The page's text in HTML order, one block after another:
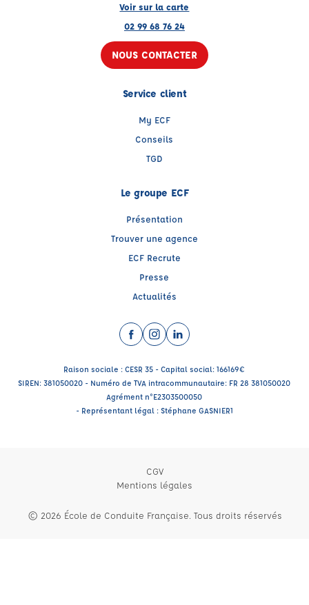
Voir sur la carte
02 99 68 76 24
NOUS CONTACTER
Service client
My ECF
Conseils
TGD
Le groupe ECF
Présentation
Trouver une agence
ECF Recrute
Presse
Actualités
Facebook (nouvelle fenêtre)
Instagram (nouvelle fenêtre)
LinkedIn (nouvelle fenêtre)
Raison sociale : CESR 35 - Capital social: 166169€
SIREN: 381050020 - Numéro de TVA intracommunautaire: FR 28 381050020
Agrément n°E2303500050
- Représentant légal : Stéphane GASNIER1
CGV
Mentions légales
© 2026 École de Conduite Française. Tous droits réservés